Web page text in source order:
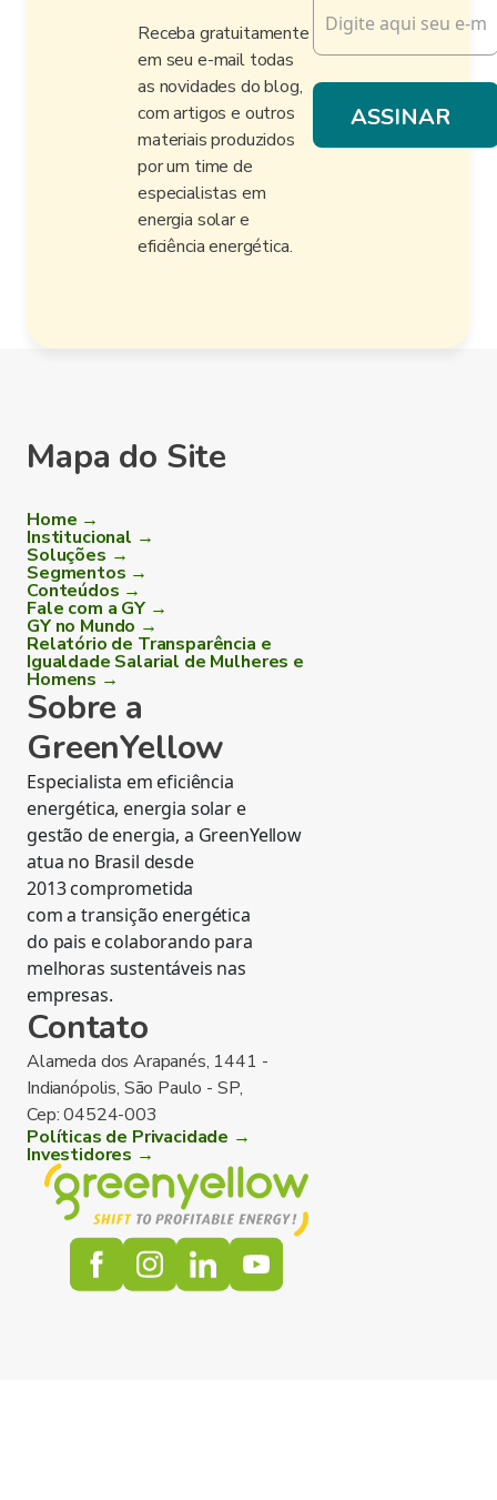
Receba gratuitamente
em seu e-mail todas
as novidades do blog,
com artigos e outros
materiais produzidos
por um time de
especialistas em
energia solar e
eficiência energética.
Mapa do Site
Home →
Institucional →
Soluções →
Segmentos →
Conteúdos →
Fale com a GY →
GY no Mundo →
Relatório de Transparência e
Igualdade Salarial de Mulheres e
Homens →
Sobre a
GreenYellow
Especialista em eficiência
energética, energia solar e
gestão de energia, a GreenYellow
atua no Brasil desde
2013 comprometida
com a transição energética
do pais e colaborando para
melhoras sustentáveis nas
empresas.
Contato
Alameda dos Arapanés, 1441 -
Indianópolis, São Paulo - SP,
Cep: 04524-003
Políticas de Privacidade →
Investidores →